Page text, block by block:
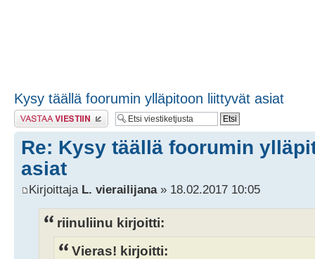
Kysy täällä foorumin ylläpitoon liittyvät asiat
Lähetä vastaus
Re: Kysy täällä foorumin
asiat
Kirjoittaja L. vierailijana» 18.02.2017 10:05
riinuliinu kirjoitti:
Vieras! kirjoitti: